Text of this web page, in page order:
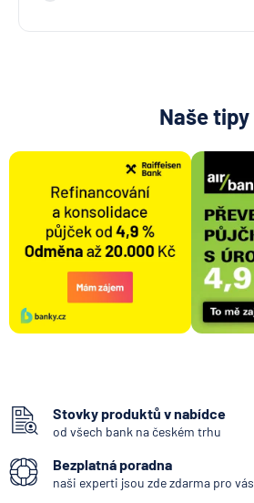
Naše tipy
Stovky produktů v nabídce
od všech bank na českém trhu
Bezplatná poradna
naši experti jsou zde zdarma pro vás